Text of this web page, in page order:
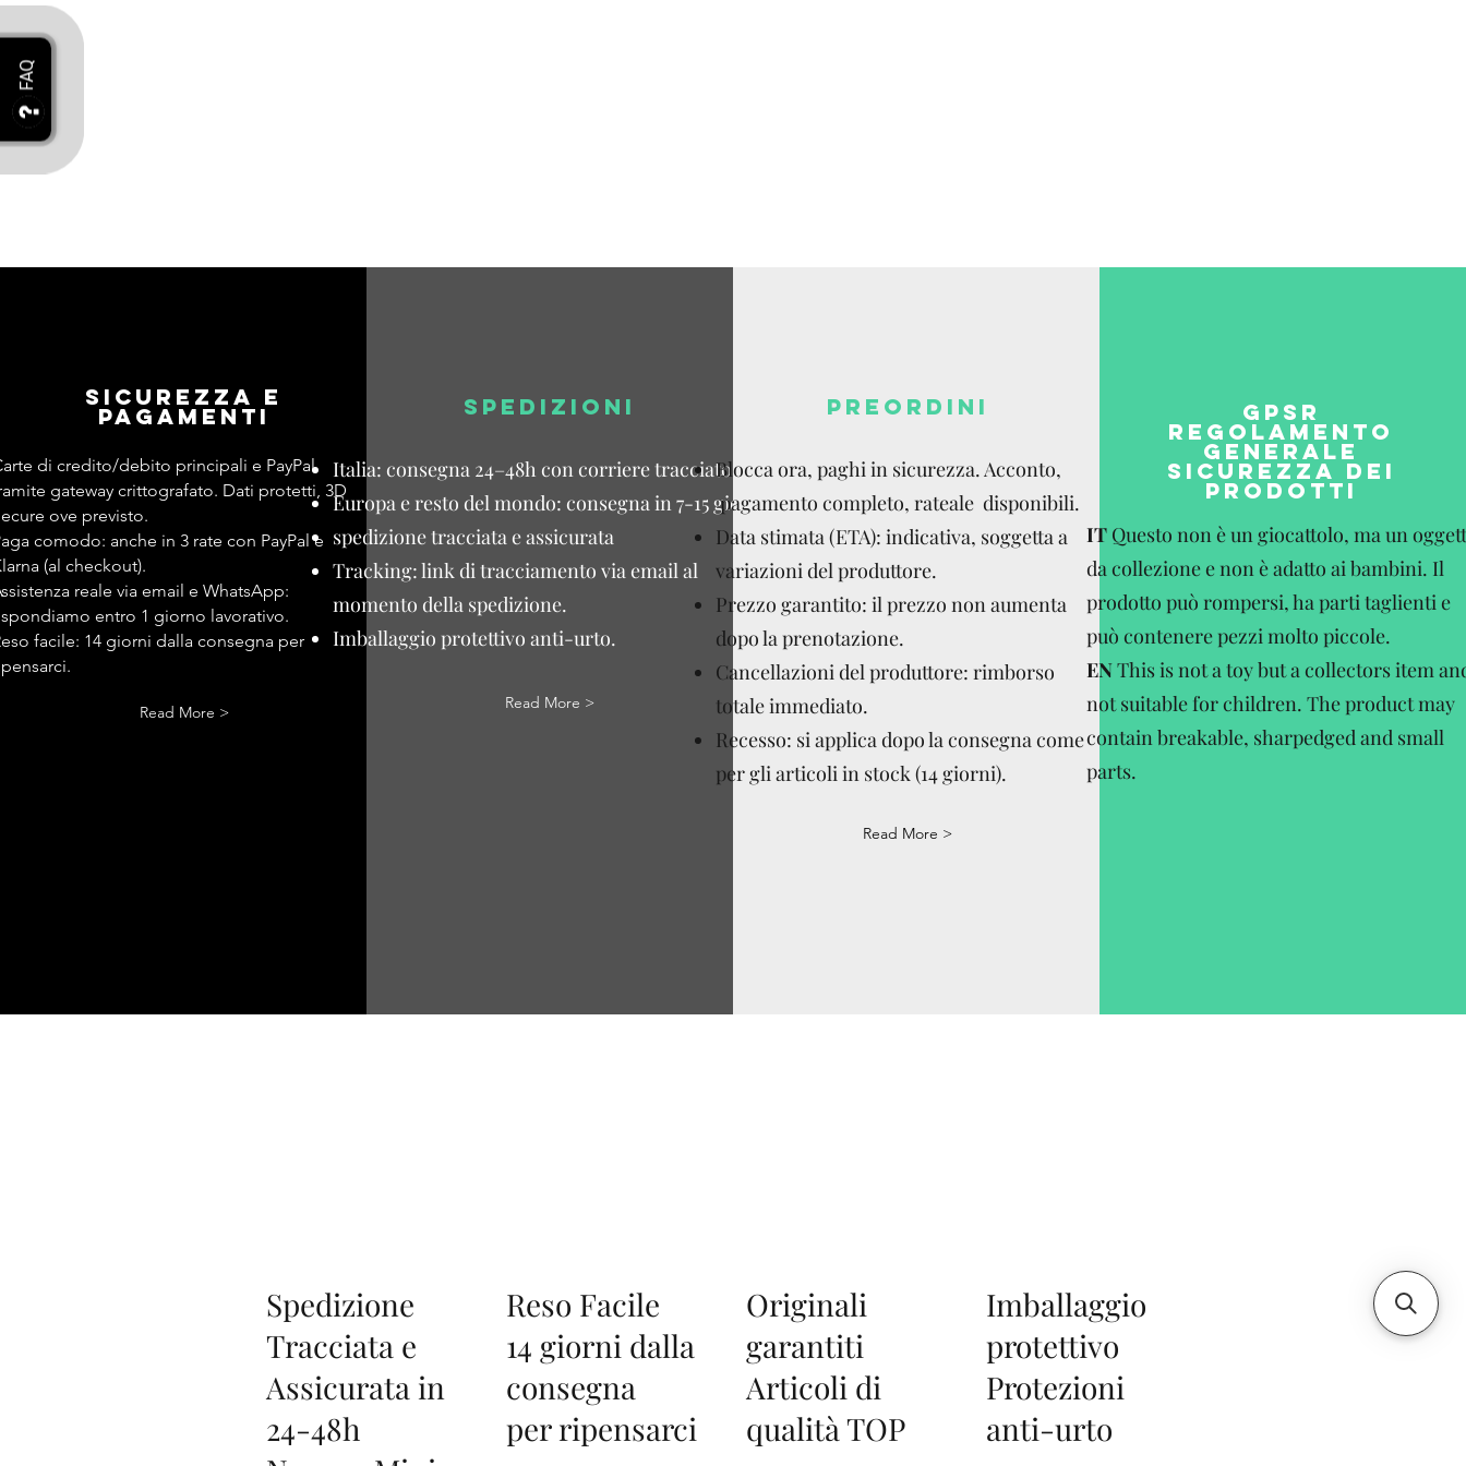
Sicurezza e
pagamenti
di credito/debito principali e PayPal
gateway crittografato. Dati protetti, 3D
ove previsto.
comodo: anche in 3 rate con PayPal e
(al checkout).
reale via email e WhatsApp:
entro 1 giorno lavorativo.
facile: 14 giorni dalla consegna per
Read More >
SPEDIZIONI
Italia: consegna 24–48h con corriere tracciato.
Europa e resto del mondo: consegna in 7-15 giorni
spedizione tracciata e assicurata
Tracking: link di tracciamento via email al
momento della spedizione.
Imballaggio protettivo anti-urto.
Read More >
PREORDINI
Blocca ora, paghi in sicurezza. Acconto,
pagamento completo, rateale disponibili.
Data stimata (ETA): indicativa, soggetta a
variazioni del produttore.
Prezzo garantito: il prezzo non aumenta
dopo la prenotazione.
Cancellazioni del produttore: rimborso
totale immediato.
Recesso: si applica dopo la consegna come
per gli articoli in stock (14 giorni).
Read More >
GPSR
REGOLAMENTO
GENERALE
SICUREZZA DEI
PRODOTTI
ITQuesto non è un giocattolo, ma un
da collezione e non è adatto ai bambini. Il
prodotto può rompersi, ha parti taglienti e
può contenere pezzi molto piccole.
ENThis is not a toy but a collectors item
not suitable for children. The product may
contain breakable, sharpedged and small
parts.
Spedizione
Tracciata e
Assicurata in
24-48h
Reso Facile
14 giorni dalla
consegna
per ripensarci
Originali
garantiti
Articoli di
qualità TOP
Imballaggio
protettivo
Protezioni
anti-urto